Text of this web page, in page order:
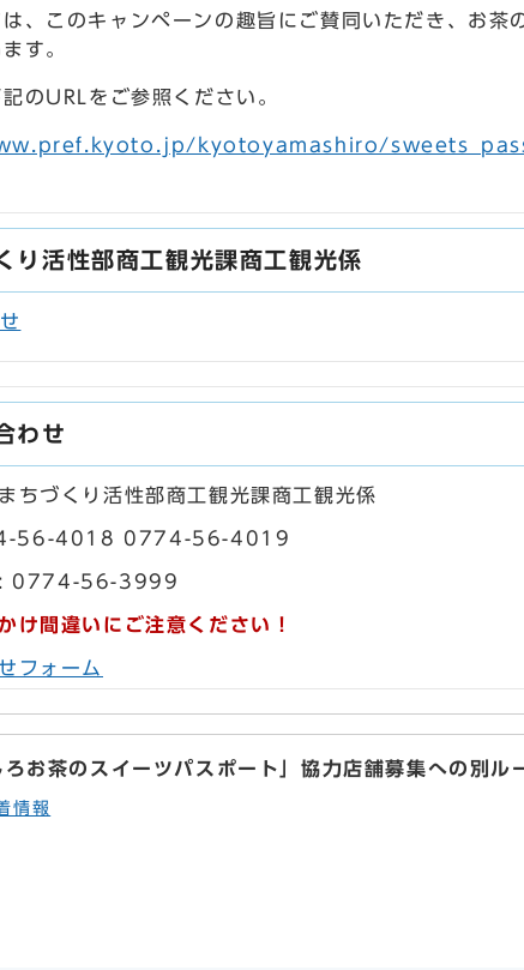
、このキャンペーンの趣旨にご賛同いただき、お茶
す。
のURLをご参照ください。
kyotoyamashiro/
り活性部商工観光課商工観光係
わせ
ちづくり活性部商工観光課商工観光係
56-4018 0774-56-4019
: 0774-56-3999
け間違いにご注意ください！
フォーム
ろお茶のスイーツパスポート」協力店舗募集への別ル
情報